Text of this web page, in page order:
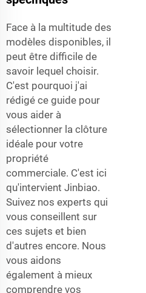
Face à la multitude des
modèles disponibles, il
peut être difficile de
savoir lequel choisir.
C'est pourquoi j'ai
rédigé ce guide pour
vous aider à
sélectionner la clôture
idéale pour votre
propriété
commerciale. C'est ici
qu'intervient Jinbiao.
Suivez nos experts qui
vous conseillent sur
ces sujets et bien
d'autres encore. Nous
vous aidons
également à mieux
comprendre vos